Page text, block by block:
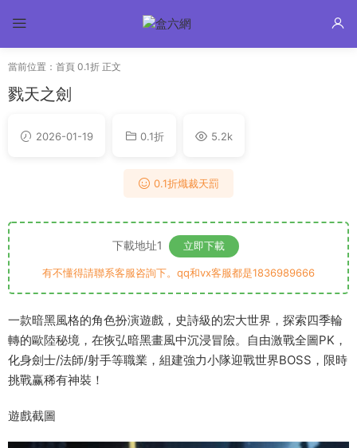
當前位置： 首頁 0.1折 正文
戮天之劍
2026-01-19 0.1折 5.2k
0.1折熾裁天罰
下載地址1 立即下載
有不懂得請聯系客服咨詢下。qq和vx客服都是1836989666
一款暗黑風格的角色扮演遊戲，史詩級的宏大世界，探索四季輪
轉的歐陸秘境，在恢弘暗黑畫風中沉浸冒險。自由激戰全圖PK，
化身劍士/法師/射手等職業，組建強力小隊迎戰世界BOSS，限時
挑戰赢稀有神裝！
遊戲截圖